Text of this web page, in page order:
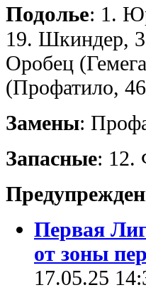
Подолье: 1.
19. Шкиндер,
Оробец
(Профатило,
Замены:
Запасные: 12.
Первая
от зоны
17.05.25